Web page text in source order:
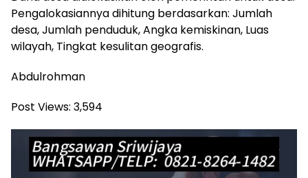
Pengalokasiannya dihitung berdasarkan: Jumlah
desa, Jumlah penduduk, Angka kemiskinan, Luas
wilayah, Tingkat kesulitan geografis.
Abdulrohman
Post Views: 3,594